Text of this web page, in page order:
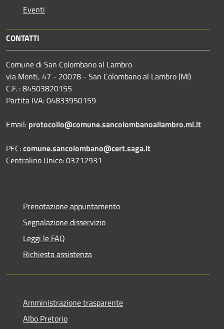
Eventi
CONTATTI
Comune di San Colombano al Lambro
via Monti, 47 - 20078 - San Colombano al Lambro (MI)
C.F. : 84503820155
Partita IVA: 04833950159
Email: protocollo@comune.sancolombanoallambro.mi.it
PEC:comune.sancolombano@cert.saga.it
Centralino Unico: 03712931
Prenotazione appuntamento
Segnalazione disservizio
Leggi le FAQ
Richiesta assistenza
Amministrazione trasparente
Albo Pretorio